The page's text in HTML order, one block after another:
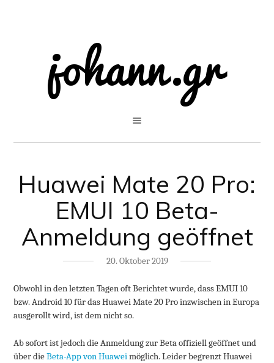
Huawei Mate 20 Pro:
EMUI 10 Beta-
Anmeldung geöffnet
20. Oktober 2019
Obwohl in den letzten Tagen oft Berichtet wurde, dass EMUI 10
bzw. Android 10 für das Huawei Mate 20 Pro inzwischen in Europa
ausgerollt wird, ist dem nicht so.
Ab sofort ist jedoch die Anmeldung zur Beta offiziell geöffnet und
über dieBeta-App von Huaweimöglich. Leider begrenzt Huawei